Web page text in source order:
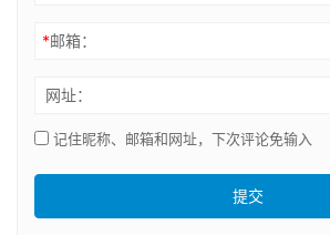
*邮箱：
网址：
记住昵称、邮箱和网址，下次评论免输入
提交